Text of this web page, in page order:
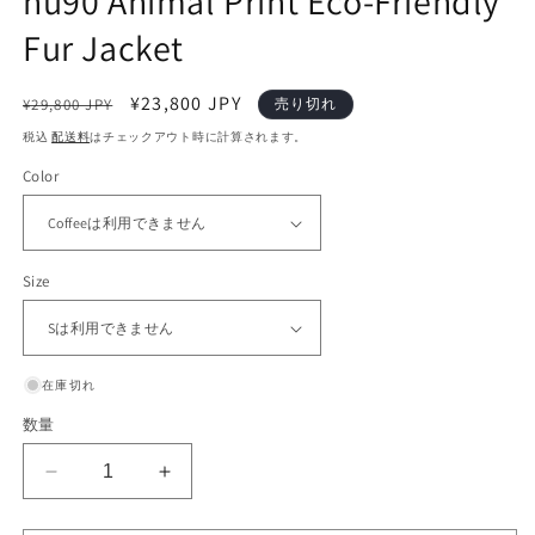
Fur Jacket
通
常
格
¥29,800 JPY
セ
ー
価
格
¥23,800 JPY 売り切れ
税込配送料はチェックアウト時に計算されます。
Color
Size
在庫切れ
数量
Animal
nu90
Animal